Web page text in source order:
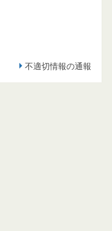
不適切情報の通報